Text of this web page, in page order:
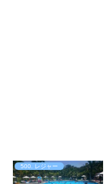
500. レジャー